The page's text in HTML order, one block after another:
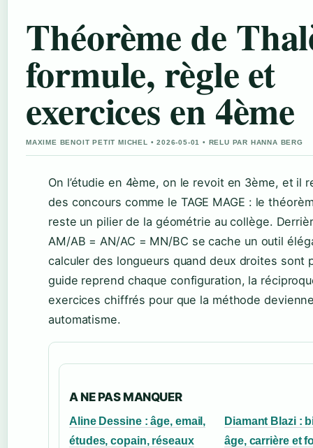
Théorème de
formule, règle et
exercices en 4ème
MAXIME BENOIT PETIT MICHEL • 2026-05-01 • RELU PAR HANNA BERG
On l’étudie en 4ème, on le revoit en 3ème, et il
des concours comme le TAGE MAGE : le
reste un pilier de la géométrie au collège.
AM/AB = AN/AC = MN/BC se cache un outil
calculer des longueurs quand deux droites sont
guide reprend chaque configuration, la
exercices chiffrés pour que la méthode
automatisme.
A NE PAS MANQUER
Aline Dessine : âge, email,
études, copain, réseaux
Diamant Blazi :
âge, carrière et